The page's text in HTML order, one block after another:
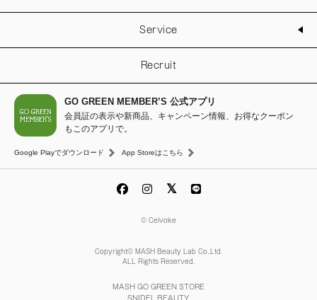
Service
Recruit
GO GREEN MEMBER’S 公式アプリ
会員証の表示や新商品、キャンペーン情報、お得なクーポン
もこのアプリで。
Google Playでダウンロード App Storeはこちら
© Celvoke
Copyright© MASH Beauty Lab Co.,Ltd.
ALL Rights Reserved.
MASH GO GREEN STORE
SNIDEL BEAUTY